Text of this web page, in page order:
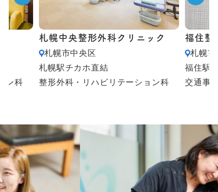
ン科
札幌中央整形外科クリニック
札幌市中央区
札幌駅チカホ直結
整形外科・リハビリテーション科
福住整
札幌
福住駅
交通事